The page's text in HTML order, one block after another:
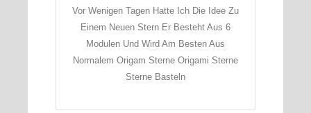
Vor Wenigen Tagen Hatte Ich Die Idee Zu
Einem Neuen Stern Er Besteht Aus 6
Modulen Und Wird Am Besten Aus
Normalem Origam Sterne Origami Sterne
Sterne Basteln